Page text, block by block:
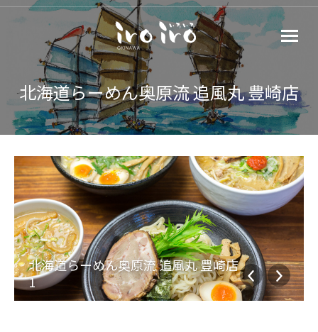
北海道らーめん奥原流 追風丸 豊崎店
北海道らーめん奥原流 追風丸 豊崎店
1